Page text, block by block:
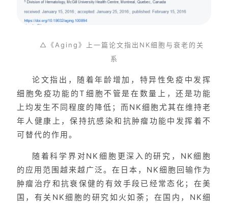
△《Aging》上一篇论文指出NK细胞与衰老的关
系
论文指出，随着年龄增加，特异性免疫中发挥
细胞免疫功能的T细胞不管是在数量上，还是功能
上均发生不同程度的降低；而NK细胞尤其在维持老
年人健康上，保持抗感染和抗肿瘤功能中发挥着不
可替代的作用。
随着科学界对NK细胞更深入的研究，NK细胞
的应用范围越来越广泛。在日本，NK细胞回输作为
肿瘤治疗和抗衰保健的有效手段已经常态化；在美
国，有关NK细胞的研究如火如荼；在国内，NK细